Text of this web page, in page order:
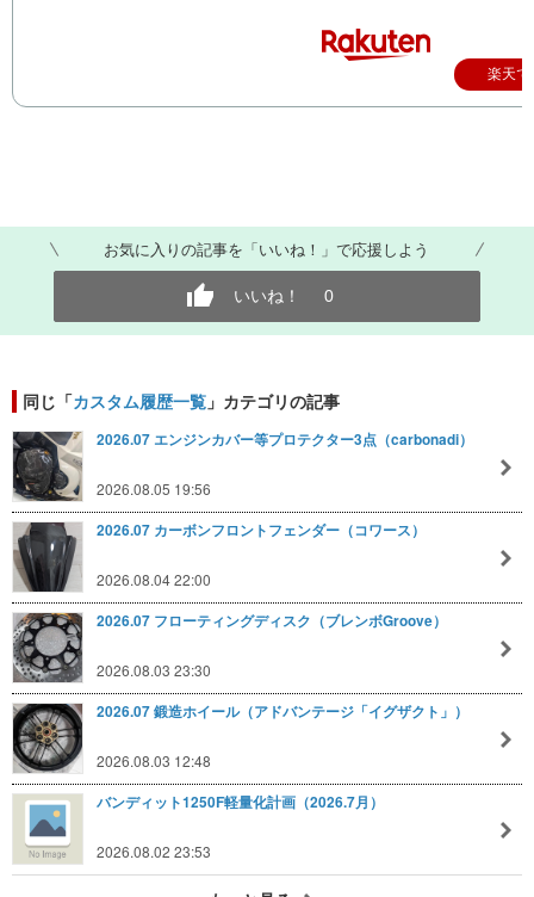
楽天で
お気に入りの記事を「いいね！」で応援しよう
いいね！ 0
同じ「カスタム履歴一覧 」カテゴリの記事
2026.07 エンジンカバー等プロテクター3点（carbonadi）
2026.08.05 19:56
2026.07 カーボンフロントフェンダー（コワース）
2026.08.04 22:00
2026.07 フローティングディスク（ブレンボGroove）
2026.08.03 23:30
2026.07 鍛造ホイール（アドバンテージ「イグザクト」）
2026.08.03 12:48
バンディット1250F軽量化計画（2026.7月）
2026.08.02 23:53